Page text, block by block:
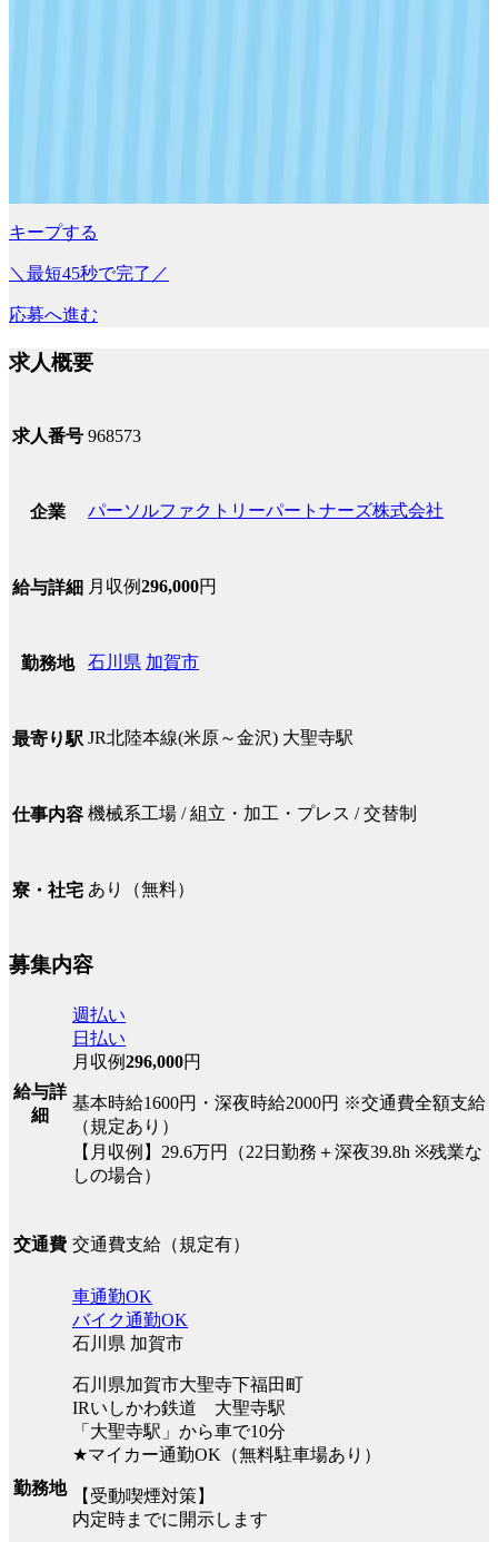
キープする
＼最短45秒で完了／
応募へ進む
求人概要
求人番号 968573
企業 パーソルファクトリーパートナーズ株式会社
給与詳細 月収例296,000円
勤務地 石川県 加賀市
最寄り駅 JR北陸本線(米原～金沢) 大聖寺駅
仕事内容 機械系工場 / 組立・加工・プレス / 交替制
寮・社宅 あり（無料）
募集内容
給与詳
細
週払い
日払い
月収例296,000円
基本時給1600円・深夜時給2000円 ※交通費全額支給
（規定あり）
【月収例】29.6万円（22日勤務＋深夜39.8h ※残業な
しの場合）
交通費 交通費支給（規定有）
勤務地
車通勤OK
バイク通勤OK
石川県 加賀市
石川県加賀市大聖寺下福田町
IRいしかわ鉄道 大聖寺駅
「大聖寺駅」から車で10分
★マイカー通勤OK（無料駐車場あり）
【受動喫煙対策】
内定時までに開示します